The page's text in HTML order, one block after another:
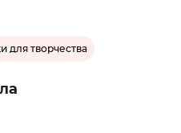
для творчества